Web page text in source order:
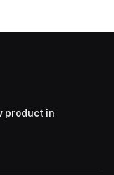
product in